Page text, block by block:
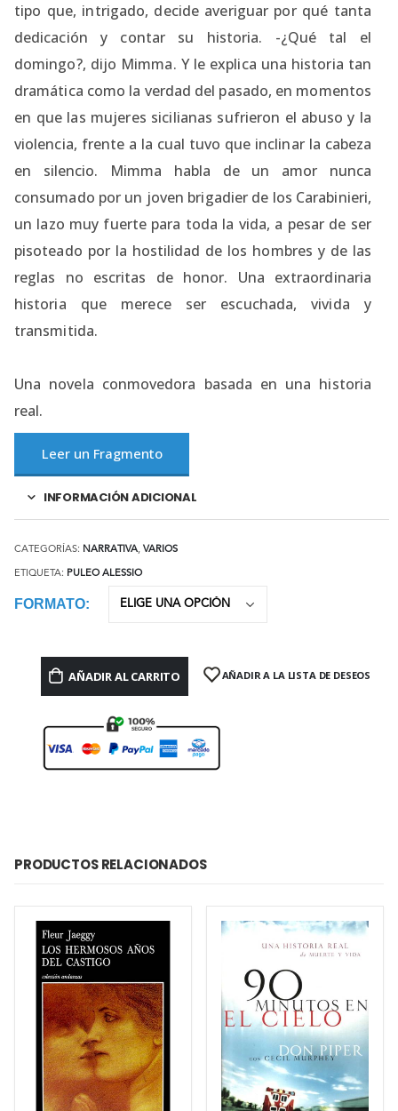
tipo que, intrigado, decide averiguar por qué tanta
dedicación y contar su historia. -¿Qué tal el
domingo?, dijo Mimma. Y le explica una historia tan
dramática como la verdad del pasado, en momentos
en que las mujeres sicilianas sufrieron el abuso y la
violencia, frente a la cual tuvo que inclinar la cabeza
en silencio. Mimma habla de un amor nunca
consumado por un joven brigadier de los Carabinieri,
un lazo muy fuerte para toda la vida, a pesar de ser
pisoteado por la hostilidad de los hombres y de las
reglas no escritas de honor. Una extraordinaria
historia que merece ser escuchada, vivida y
transmitida.
Una novela conmovedora basada en una historia
real.
Leer un Fragmento
INFORMACIÓN ADICIONAL
CATEGORÍAS: NARRATIVA, VARIOS
ETIQUETA: PULEO ALESSIO
FORMATO
AÑADIR AL CARRITO AÑADIR A LA LISTA DE DESEOS
PRODUCTOS RELACIONADOS